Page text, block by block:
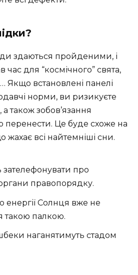
здаються пройденими, і
час для “космічного” свята,
Якщо встановлені панелі
норми, ви ризикуєте
також зобов’язання
перенести. Це буде схоже на
всі найтемніші сни.
зателефонувати про
правопорядку.
Солнця вже не
такою палкою.
наганятимуть стадом